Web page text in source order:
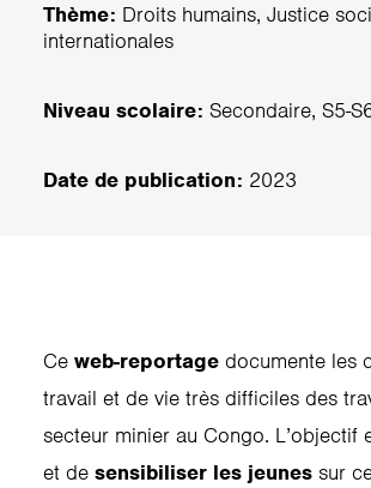
Thème: Droits humains, Justice
internationales
Niveau scolaire: Secondaire, S5-
Date de publication: 2023
Ce web-reportage documente les
travail et de vie très difficiles des
secteur minier au Congo. L’objectif
et de sensibiliser les jeunes sur